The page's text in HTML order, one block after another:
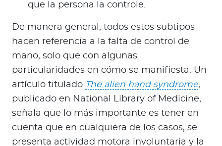
que la persona la controle.
De manera general, todos estos subtipos
hacen referencia a la falta de control de
mano, solo que con algunas
particularidades en cómo se manifiesta. Un
artículo titulado The alien hand syndrome,
publicado en National Library of Medicine,
señala que lo más importante es tener en
cuenta que en cualquiera de los casos, se
presenta actividad motora involuntaria y la